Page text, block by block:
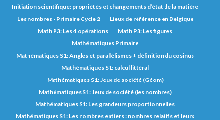
Initiation scientifique: propriétés et changements d’état de la matière
Les nombres - Primaire Cycle 2
Lieux de référence en Belgique
Math P3: Les 4 opérations
Math P3: Les figures
Mathématiques Primaire
Mathématiques S1: Angles et parallélismes + définition du cosinus
Mathématiques S1: calcul littéral
Mathématiques S1: Jeux de société (Géom)
Mathématiques S1: Jeux de société (les nombres)
Mathématiques S1: Les grandeurs proportionnelles
Mathématiques S1: Les nombres entiers : nombres relatifs et leurs